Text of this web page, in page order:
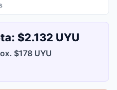
$2.132 UYU
$178 UYU